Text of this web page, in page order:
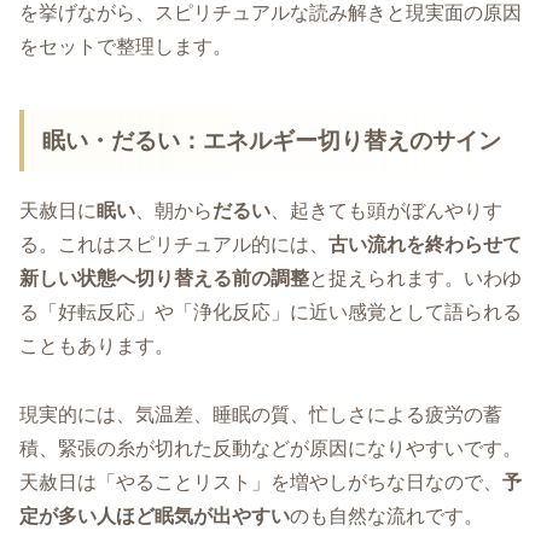
を挙げながら、スピリチュアルな読み解きと現実面の原因
をセットで整理します。
眠い・だるい：エネルギー切り替えのサイン
天赦日に眠い 、朝からだるい 、起きても頭がぼんやりす
る。これはスピリチュアル的には、 古い流れを終わらせて
新しい状態へ切り替える前の調整と捉えられます。いわゆ
る「好転反応」や「浄化反応」に近い感覚として語られる
こともあります。
現実的には、気温差、睡眠の質、忙しさによる疲労の蓄
積、緊張の糸が切れた反動などが原因になりやすいです。
天赦日は「やることリスト」を増やしがちな日なので、 予
定が多い人ほど眠気が出やすいのも自然な流れです。